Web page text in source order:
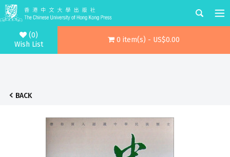
(0)
Wish List
0 item(s) - US$0.00
BACK